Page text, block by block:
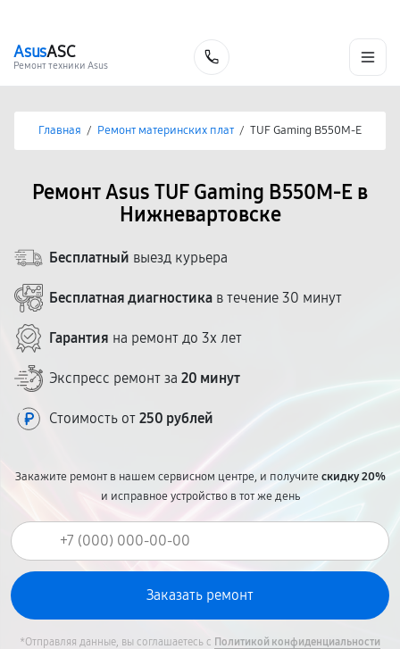
AsusASC
Ремонт техники Asus
Главная / Ремонт материнских плат / TUF Gaming B550M-E
Ремонт Asus TUF Gaming B550M-E в
Нижневартовске
Бесплатный выезд курьера
Бесплатная диагностика в течение 30 минут
Гарантия на ремонт до 3х лет
Экспресс ремонт за 20 минут
Стоимость от 250 рублей
Закажите ремонт в нашем сервисном центре, и получитескидку 20%
и исправное устройство в тот же день
*Отправляя данные, вы соглашаетесь с Политикой конфиденциальности